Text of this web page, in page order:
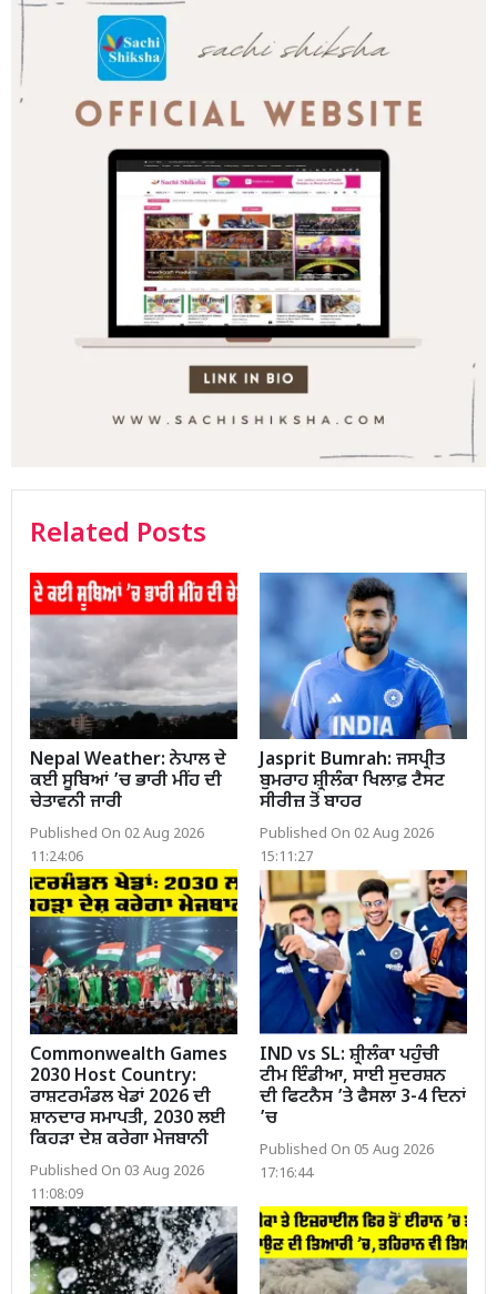
Related Posts
Nepal Weather: ਨੇਪਾਲ ਦੇ
ਕਈ ਸੂਬਿਆਂ ’ਚ ਭਾਰੀ ਮੀਂਹ ਦੀ
ਚੇਤਾਵਨੀ ਜਾਰੀ
Published On 02 Aug 2026
11:24:06
Jasprit Bumrah: ਜਸਪ੍ਰੀਤ
ਬੁਮਰਾਹ ਸ਼੍ਰੀਲੰਕਾ ਖਿਲਾਫ਼ ਟੈਸਟ
ਸੀਰੀਜ਼ ਤੋਂ ਬਾਹਰ
Published On 02 Aug 2026
15:11:27
Commonwealth Games
2030 Host Country:
ਰਾਸ਼ਟਰਮੰਡਲ ਖੇਡਾਂ 2026 ਦੀ
ਸ਼ਾਨਦਾਰ ਸਮਾਪਤੀ, 2030 ਲਈ
ਕਿਹੜਾ ਦੇਸ਼ ਕਰੇਗਾ ਮੇਜਬਾਨੀ
Published On 03 Aug 2026
11:08:09
IND vs SL: ਸ਼੍ਰੀਲੰਕਾ ਪਹੁੰਚੀ
ਟੀਮ ਇੰਡੀਆ, ਸਾਈ ਸੁਦਰਸ਼ਨ
ਦੀ ਫਿਟਨੈਸ ’ਤੇ ਫੈਸਲਾ 3-4 ਦਿਨਾਂ
’ਚ
Published On 05 Aug 2026
17:16:44